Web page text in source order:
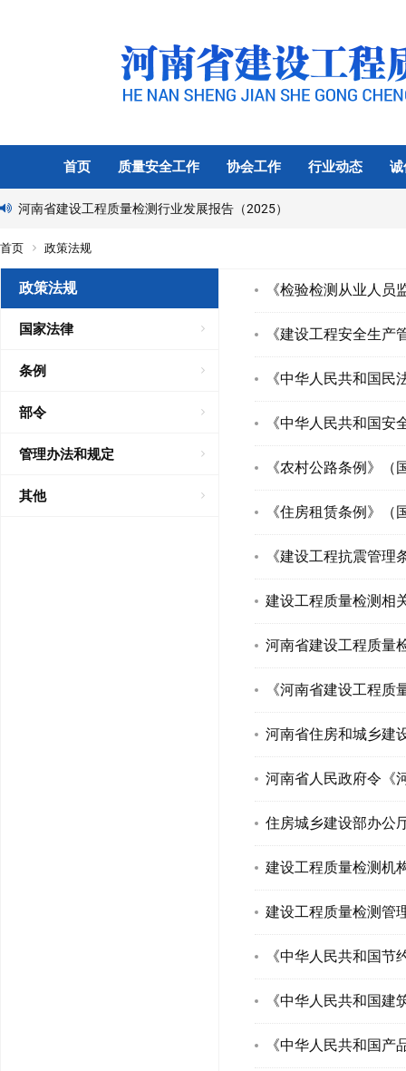
首页 质量安全工作 协会工作 行业动态 诚
河南省建设工程质量检测行业发展报告（2025）
首页 政策法规
政策法规
国家法律
条例
部令
管理办法和规定
其他
《检验检测从业人
《建设工程安全生
《中华人民共和国
《中华人民共和国
《农村公路条例》
《住房租赁条例》
《建设工程抗震管
建设工程质量检测相
河南省建设工程质量
《河南省建设工程
河南省住房和城乡建
河南省人民政府令《
住房城乡建设部办公
建设工程质量检测机
建设工程质量检测管
《中华人民共和国
《中华人民共和国
《中华人民共和国